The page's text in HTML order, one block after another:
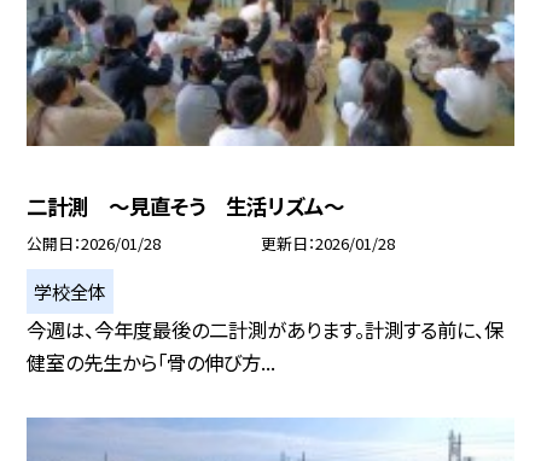
二計測 ～見直そう 生活リズム～
公開日 2026/01/28 更新日 2026/01/28
学校全体
今週は、今年度最後の二計測があります。計測する前に、保
健室の先生から「骨の伸び方...